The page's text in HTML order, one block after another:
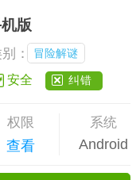
版
： 冒险解谜
安全 纠错
权限
查看
系统
Android